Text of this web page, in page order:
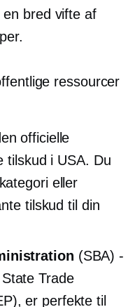
bred vifte af
ressourcer
officielle
tilskud i USA. Du
eller
tilskud til din
(SBA) -
Trade
er perfekte til